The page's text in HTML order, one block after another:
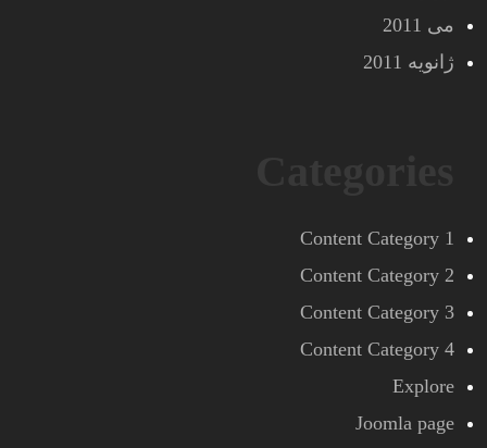
می 2011
ژانویه 2011
Content Category 1
Content Category 2
Content Category 3
Content Category 4
Explore
Joomla page